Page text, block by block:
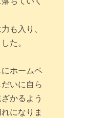
も入り、
た。
ホームペ
いに自ら
かるよう
になりま